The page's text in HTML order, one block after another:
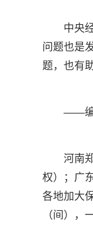
中央
问题也是
题，也有
——
河南
权）；广
各地加大
（间），